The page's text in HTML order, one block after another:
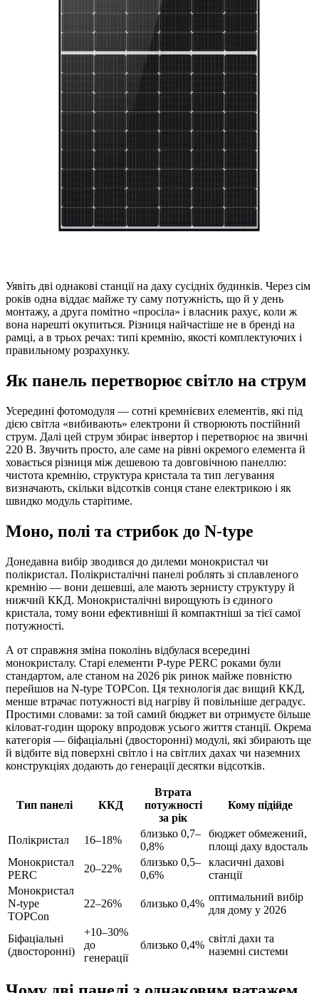
Уявіть дві однакові станції на даху сусідніх будинків. Через сім
років одна віддає майже ту саму потужність, що й у день
монтажу, а друга помітно «просіла» і власник рахує, коли ж
вона нарешті окупиться. Різниця найчастіше не в бренді на
рамці, а в трьох речах: типі кремнію, якості комплектуючих і
правильному розрахунку.
Як панель перетворює світло на струм
Усередині фотомодуля — сотні кремнієвих елементів, які під
дією світла «вибивають» електрони й створюють постійний
струм. Далі цей струм збирає інвертор і перетворює на звичні
220 В. Звучить просто, але саме на рівні окремого елемента й
ховається різниця між дешевою та довговічною панеллю:
чистота кремнію, структура кристала та тип легування
визначають, скільки відсотків сонця стане електрикою і як
швидко модуль старітиме.
Моно, полі та стрибок до N-type
Донедавна вибір зводився до дилеми монокристал чи
полікристал. Полікристалічні панелі роблять зі сплавленого
кремнію — вони дешевші, але мають зернисту структуру й
нижчий ККД. Монокристалічні вирощують із єдиного
кристала, тому вони ефективніші й компактніші за тієї самої
потужності.
А от справжня зміна поколінь відбулася всередині
монокристалу. Старі елементи P-type PERC роками були
стандартом, але станом на 2026 рік ринок майже повністю
перейшов на N-type TOPCon. Ця технологія дає вищий ККД,
менше втрачає потужності від нагріву й повільніше деградує.
Простими словами: за той самий бюджет ви отримуєте більше
кіловат-годин щороку впродовж усього життя станції. Окрема
категорія — біфаціальні (двосторонні) модулі, які збирають ще
й відбите від поверхні світло і на світлих дахах чи наземних
конструкціях додають до генерації десятки відсотків.
Тип панелі ККД
Втрата
потужності
за рік
Кому підійде
Полікристал 16–18%
близько 0,7–
0,8%
бюджет обмежений,
площі даху вдосталь
Монокристал
PERC
20–22%
близько 0,5–
0,6%
класичні дахові
станції
Монокристал
N-type
TOPCon
22–26% близько 0,4%
оптимальний вибір
для дому у 2026
Біфаціальні
(двосторонні)
+10–30%
до
генерації
близько 0,4%
світлі дахи та
наземні системи